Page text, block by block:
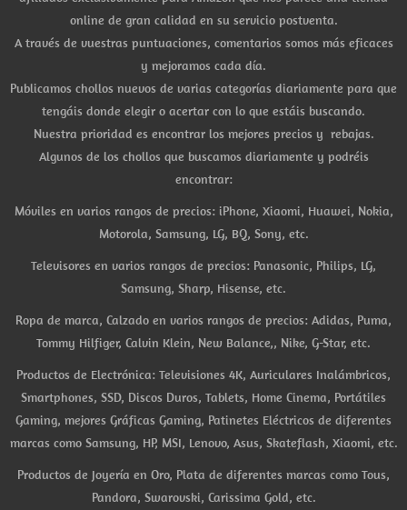
online de gran calidad en su servicio postventa.
A través de vuestras puntuaciones, comentarios somos más eficaces
y mejoramos cada día.
Publicamos chollos nuevos de varias categorías diariamente para que
tengáis donde elegir o acertar con lo que estáis buscando.
Nuestra prioridad es encontrar los mejores precios y rebajas.
Algunos de los chollos que buscamos diariamente y podréis
encontrar:
Móviles en varios rangos de precios: iPhone, Xiaomi, Huawei, Nokia,
Motorola, Samsung, LG, BQ, Sony, etc.
Televisores en varios rangos de precios: Panasonic, Philips, LG,
Samsung, Sharp, Hisense, etc.
Ropa de marca, Calzado en varios rangos de precios: Adidas, Puma,
Tommy Hilfiger, Calvin Klein, New Balance,, Nike, G-Star, etc.
Productos de Electrónica: Televisiones 4K, Auriculares Inalámbricos,
Smartphones, SSD, Discos Duros, Tablets, Home Cinema, Portátiles
Gaming, mejores Gráficas Gaming, Patinetes Eléctricos de diferentes
marcas como Samsung, HP, MSI, Lenovo, Asus, Skateflash, Xiaomi, etc.
Productos de Joyería en Oro, Plata de diferentes marcas como Tous,
Pandora, Swarovski, Carissima Gold, etc.